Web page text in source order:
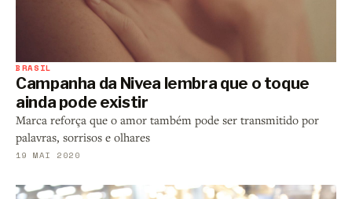
BRASIL
Campanha da Nivea lembra que o toque
ainda pode existir
Marca reforça que o amor também pode ser transmitido por
palavras, sorrisos e olhares
19 MAI 2020